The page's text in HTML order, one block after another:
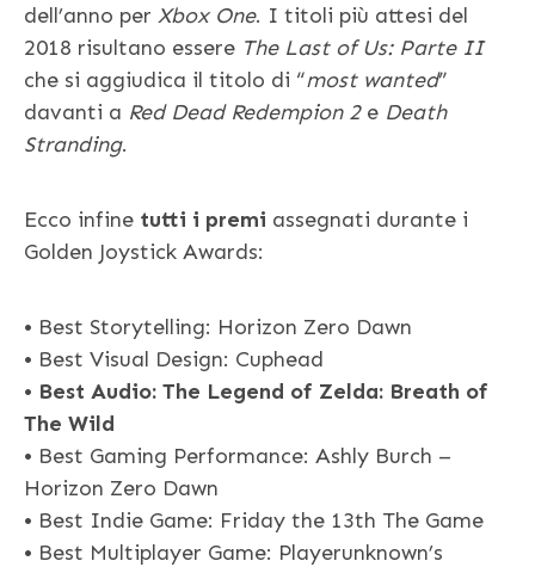
dell’anno per Xbox One. I titoli più attesi del
2018 risultano essere The Last of Us: Parte II
che si aggiudica il titolo di “most wanted”
davanti a Red Dead Redempion 2e Death
Stranding.
Ecco infine tutti i premi assegnati durante i
Golden Joystick Awards:
• Best Storytelling: Horizon Zero Dawn
• Best Visual Design: Cuphead
• Best Audio: The Legend of Zelda: Breath of
The Wild
• Best Gaming Performance: Ashly Burch –
Horizon Zero Dawn
• Best Indie Game: Friday the 13th The Game
• Best Multiplayer Game: Playerunknown’s